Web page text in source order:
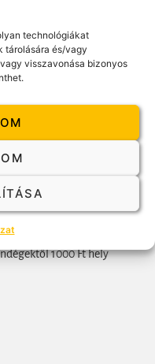
technológiákat
tárolására és/vagy
visszavonása bizonyos
formáit a
véleményéről – azon belül
megjelenni
viszonya, aki szintén
7.
1000 Ft hely